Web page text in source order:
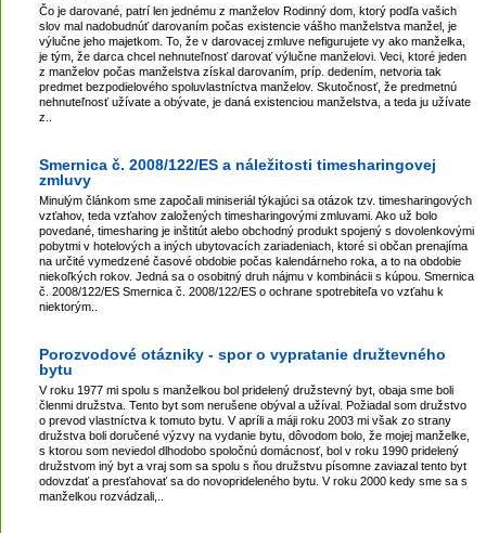
Čo je darované, patrí len jednému z manželov Rodinný dom, ktorý podľa vašich
slov mal nadobudnúť darovaním počas existencie vášho manželstva manžel, je
výlučne jeho majetkom. To, že v darovacej zmluve nefigurujete vy ako manželka,
je tým, že darca chcel nehnuteľnosť darovať výlučne manželovi. Veci, ktoré jeden
z manželov počas manželstva získal darovaním, príp. dedením, netvoria tak
predmet bezpodielového spoluvlastníctva manželov. Skutočnosť, že predmetnú
nehnuteľnosť užívate a obývate, je daná existenciou manželstva, a teda ju užívate
z..
Smernica č. 2008/122/ES a náležitosti timesharingovej
zmluvy
Minulým článkom sme započali miniseriál týkajúci sa otázok tzv. timesharingových
vzťahov, teda vzťahov založených timesharingovými zmluvami. Ako už bolo
povedané, timesharing je inštitút alebo obchodný produkt spojený s dovolenkovými
pobytmi v hotelových a iných ubytovacích zariadeniach, ktoré si občan prenajíma
na určité vymedzené časové obdobie počas kalendárneho roka, a to na obdobie
niekoľkých rokov. Jedná sa o osobitný druh nájmu v kombinácii s kúpou. Smernica
č. 2008/122/ES Smernica č. 2008/122/ES o ochrane spotrebiteľa vo vzťahu k
niektorým..
Porozvodové otázniky - spor o vypratanie družtevného
bytu
V roku 1977 mi spolu s manželkou bol pridelený družstevný byt, obaja sme boli
členmi družstva. Tento byt som nerušene obýval a užíval. Požiadal som družstvo
o prevod vlastníctva k tomuto bytu. V apríli a máji roku 2003 mi však zo strany
družstva boli doručené výzvy na vydanie bytu, dôvodom bolo, že mojej manželke,
s ktorou som neviedol dlhodobo spoločnú domácnosť, bol v roku 1990 pridelený
družstvom iný byt a vraj som sa spolu s ňou družstvu písomne zaviazal tento byt
odovzdať a presťahovať sa do novoprideleného bytu. V roku 2000 kedy sme sa s
manželkou rozvádzali,..